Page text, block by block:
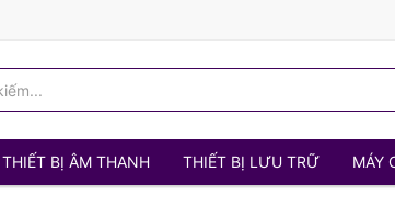
THIẾT BỊ ÂM THANH THIẾT BỊ LƯU TRỮ MÁY